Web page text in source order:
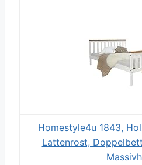
Homestyle4u 1843,
Lattenrost,